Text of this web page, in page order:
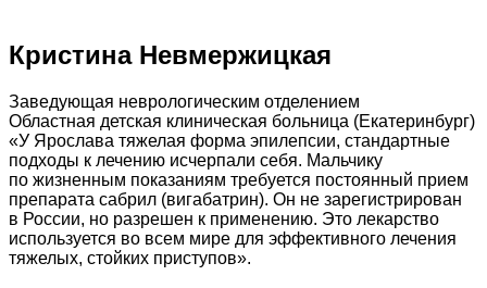
Кристина Невмержицкая
Заведующая неврологическим отделением
Областная детская клиническая больница (Екатеринбург)
«У Ярослава тяжелая форма эпилепсии, стандартные
подходы к лечению исчерпали себя. Мальчику
по жизненным показаниям требуется постоянный прием
препарата сабрил (вигабатрин). Он не зарегистрирован
в России, но разрешен к применению. Это лекарство
используется во всем мире для эффективного лечения
тяжелых, стойких приступов».